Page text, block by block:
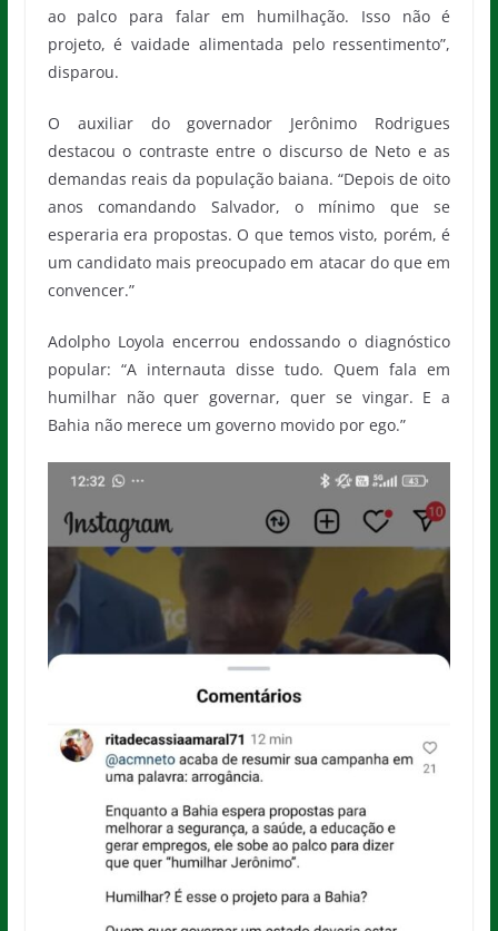
ao palco para falar em humilhação. Isso não é
projeto, é vaidade alimentada pelo ressentimento”,
disparou.
O auxiliar do governador Jerônimo Rodrigues
destacou o contraste entre o discurso de Neto e as
demandas reais da população baiana. “Depois de oito
anos comandando Salvador, o mínimo que se
esperaria era propostas. O que temos visto, porém, é
um candidato mais preocupado em atacar do que em
convencer.”
Adolpho Loyola encerrou endossando o diagnóstico
popular: “A internauta disse tudo. Quem fala em
humilhar não quer governar, quer se vingar. E a
Bahia não merece um governo movido por ego.”